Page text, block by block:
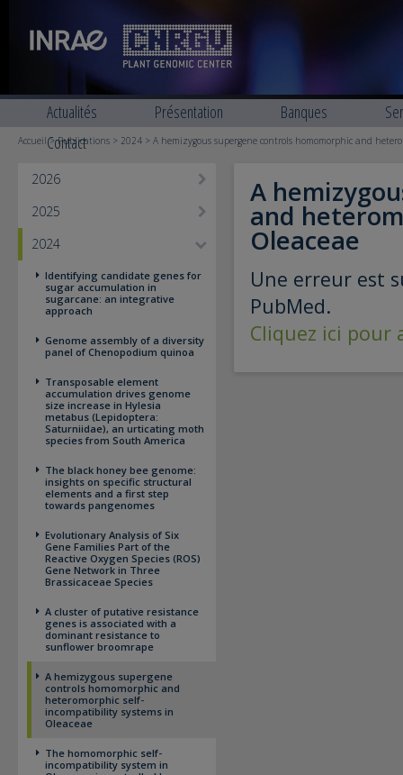
Actualités Présentation Banques
Contact
Accueil>Publications > 2024 > A hemizygous supergene controls homomorphic and
2026
2025
2024
Identifying candidate genes for
sugar accumulation in
sugarcane: an integrative
approach
Genome assembly of a diversity
panel of Chenopodium quinoa
Transposable element
accumulation drives genome
size increase in Hylesia
metabus (Lepidoptera:
Saturniidae), an urticating moth
species from South America
The black honey bee genome:
insights on specific structural
elements and a first step
towards pangenomes
Evolutionary Analysis of Six
Gene Families Part of the
Reactive Oxygen Species (ROS)
Gene Network in Three
Brassicaceae Species
A cluster of putative resistance
genes is associated with a
dominant resistance to
sunflower broomrape
A hemizygous supergene
controls homomorphic and
heteromorphic self-
incompatibility systems in
Oleaceae
The homomorphic self-
incompatibility system in
A
and
Oleaceae
Une erreur est
PubMed.
Cliquez ici pour